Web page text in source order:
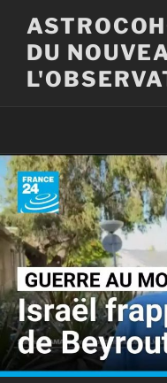
contenu
principal
DU